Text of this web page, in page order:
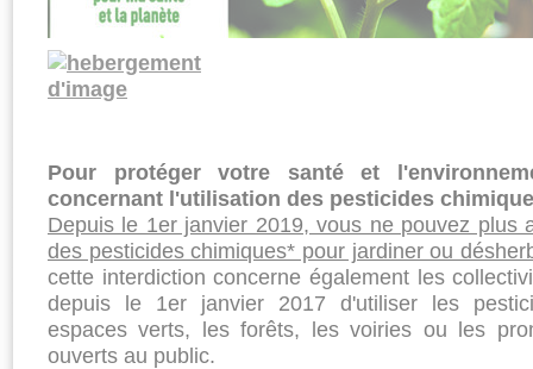
Pour protéger votre santé et
concernant l'utilisation des pesticides
Depuis le 1er janvier 2019, vous ne pouvez plus
des pesticides chimiques* pour jardiner ou
cette interdiction concerne également les
depuis le 1er janvier 2017 d'utiliser les
espaces verts, les forêts, les voiries ou les
ouverts au public.